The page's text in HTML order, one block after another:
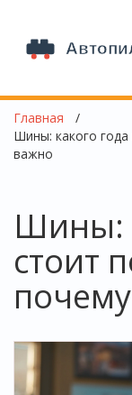
Главная
Шины: какого года
важно
Шины:
стоит